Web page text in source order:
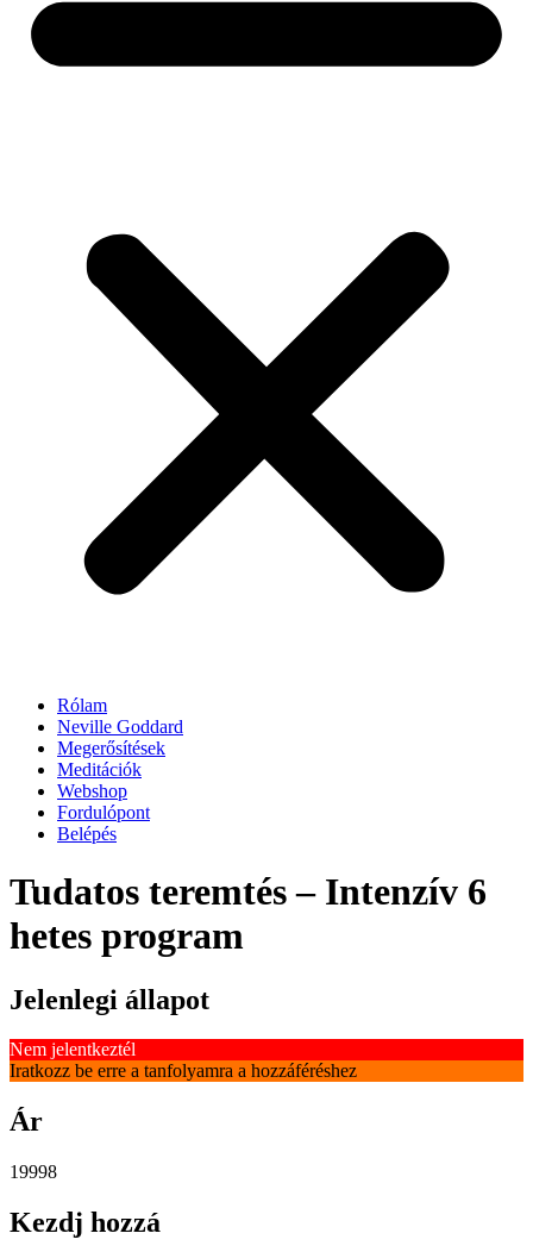
Rólam
Neville Goddard
Megerősítések
Meditációk
Webshop
Fordulópont
Belépés
Tudatos teremtés – Intenzív 6
hetes program
Jelenlegi állapot
Nem jelentkeztél
Iratkozz be erre a tanfolyamra a hozzáféréshez
Ár
19998
Kezdj hozzá